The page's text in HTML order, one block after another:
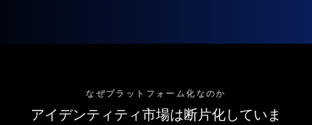
なぜプラットフォーム化なのか
アイデンティティ市場は断片化していま